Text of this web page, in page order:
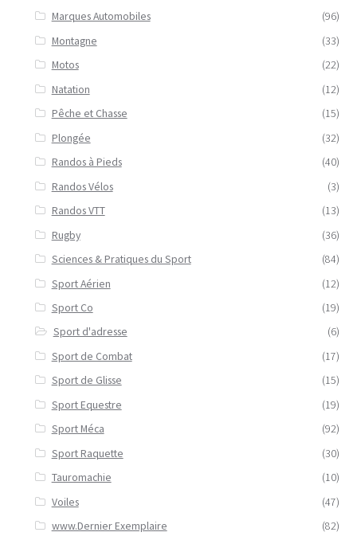
Marques Automobiles
(96)
Montagne
(33)
Motos
(22)
Natation
(12)
Pêche et Chasse
(15)
Plongée
(32)
Randos à Pieds
(40)
Randos Vélos
(3)
Randos VTT
(13)
Rugby
(36)
Sciences & Pratiques du Sport
(84)
Sport Aérien
(12)
Sport Co
(19)
Sport d'adresse
(6)
Sport de Combat
(17)
Sport de Glisse
(15)
Sport Equestre
(19)
Sport Méca
(92)
Sport Raquette
(30)
Tauromachie
(10)
Voiles
(47)
www.Dernier Exemplaire
(82)